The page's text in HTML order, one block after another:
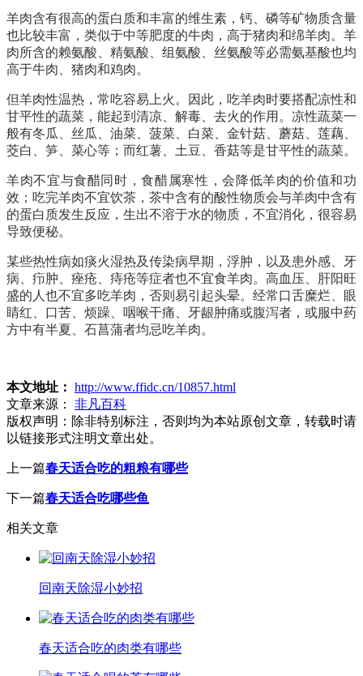
羊肉含有很高的蛋白质和丰富的维生素，钙、磷等矿物质含量
也比较丰富，类似于中等肥度的牛肉，高于猪肉和绵羊肉。羊
肉所含的赖氨酸、精氨酸、组氨酸、丝氨酸等必需氨基酸也均
高于牛肉、猪肉和鸡肉。
但羊肉性温热，常吃容易上火。因此，吃羊肉时要搭配凉性和
甘平性的蔬菜，能起到清凉、解毒、去火的作用。凉性蔬菜一
般有冬瓜、丝瓜、油菜、菠菜、白菜、金针菇、蘑菇、莲藕、
茭白、笋、菜心等；而红薯、土豆、香菇等是甘平性的蔬菜。
羊肉不宜与食醋同时，食醋属寒性，会降低羊肉的价值和功
效；吃完羊肉不宜饮茶，茶中含有的酸性物质会与羊肉中含有
的蛋白质发生反应，生出不溶于水的物质，不宜消化，很容易
导致便秘。
某些热性病如痰火湿热及传染病早期，浮肿，以及患外感、牙
病、疖肿、痤疮、痔疮等症者也不宜食羊肉。高血压、肝阳旺
盛的人也不宜多吃羊肉，否则易引起头晕。经常口舌糜烂、眼
睛红、口苦、烦躁、咽喉干痛、牙龈肿痛或腹泻者，或服中药
方中有半夏、石菖蒲者均忌吃羊肉。
本文地址： http://www.ffidc.cn/10857.html
文章来源：
非凡百科
版权声明： 除非特别标注，否则均为本站原创文章，转载时请
以链接形式注明文章出处。
上一篇春天适合吃的粗粮有哪些
下一篇春天适合吃哪些鱼
相关文章
回南天除湿小妙招
春天适合吃的肉类有哪些